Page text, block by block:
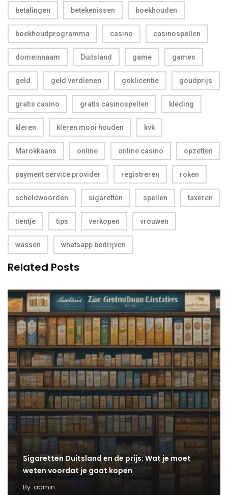
betalingen betekenissen boekhouden
boekhoudprogramma casino casinospellen
domeinnaam Duitsland game games
geld geld verdienen goklicentie goudprijs
gratis casino gratis casinospellen kleding
kleren kleren mooi houden kvk
Marokkaans online online casino opzetten
payment service provider registreren roken
scheldwoorden sigaretten spellen taxeren
tientje tips verkopen vrouwen
wassen whatsapp bedrijven
Related Posts
Sigaretten Duitsland en de prijs: Wat je moet
weten voordat je gaat kopen
By admin